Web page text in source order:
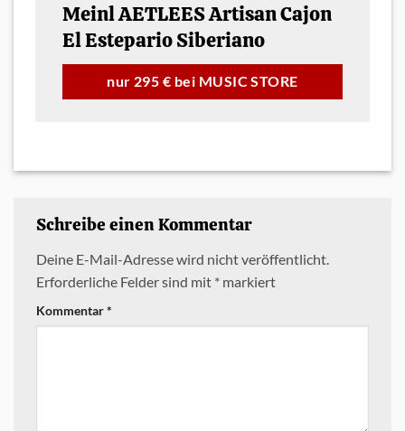
Meinl AETLEES Artisan Cajon
El Estepario Siberiano
nur 295 € bei MUSIC STORE
Schreibe einen Kommentar
Deine E-Mail-Adresse wird nicht veröffentlicht.
Erforderliche Felder sind mit * markiert
Kommentar*